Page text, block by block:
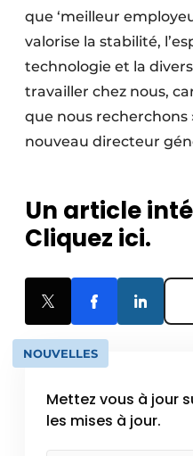
que ‘meilleur
valorise la stabilité,
technologie et la
travailler chez nous,
que nous recherchons
nouveau directeur
Un article
Cliquez ici.
NOUVELLES
Mettez vous à jour
les mises à jour.